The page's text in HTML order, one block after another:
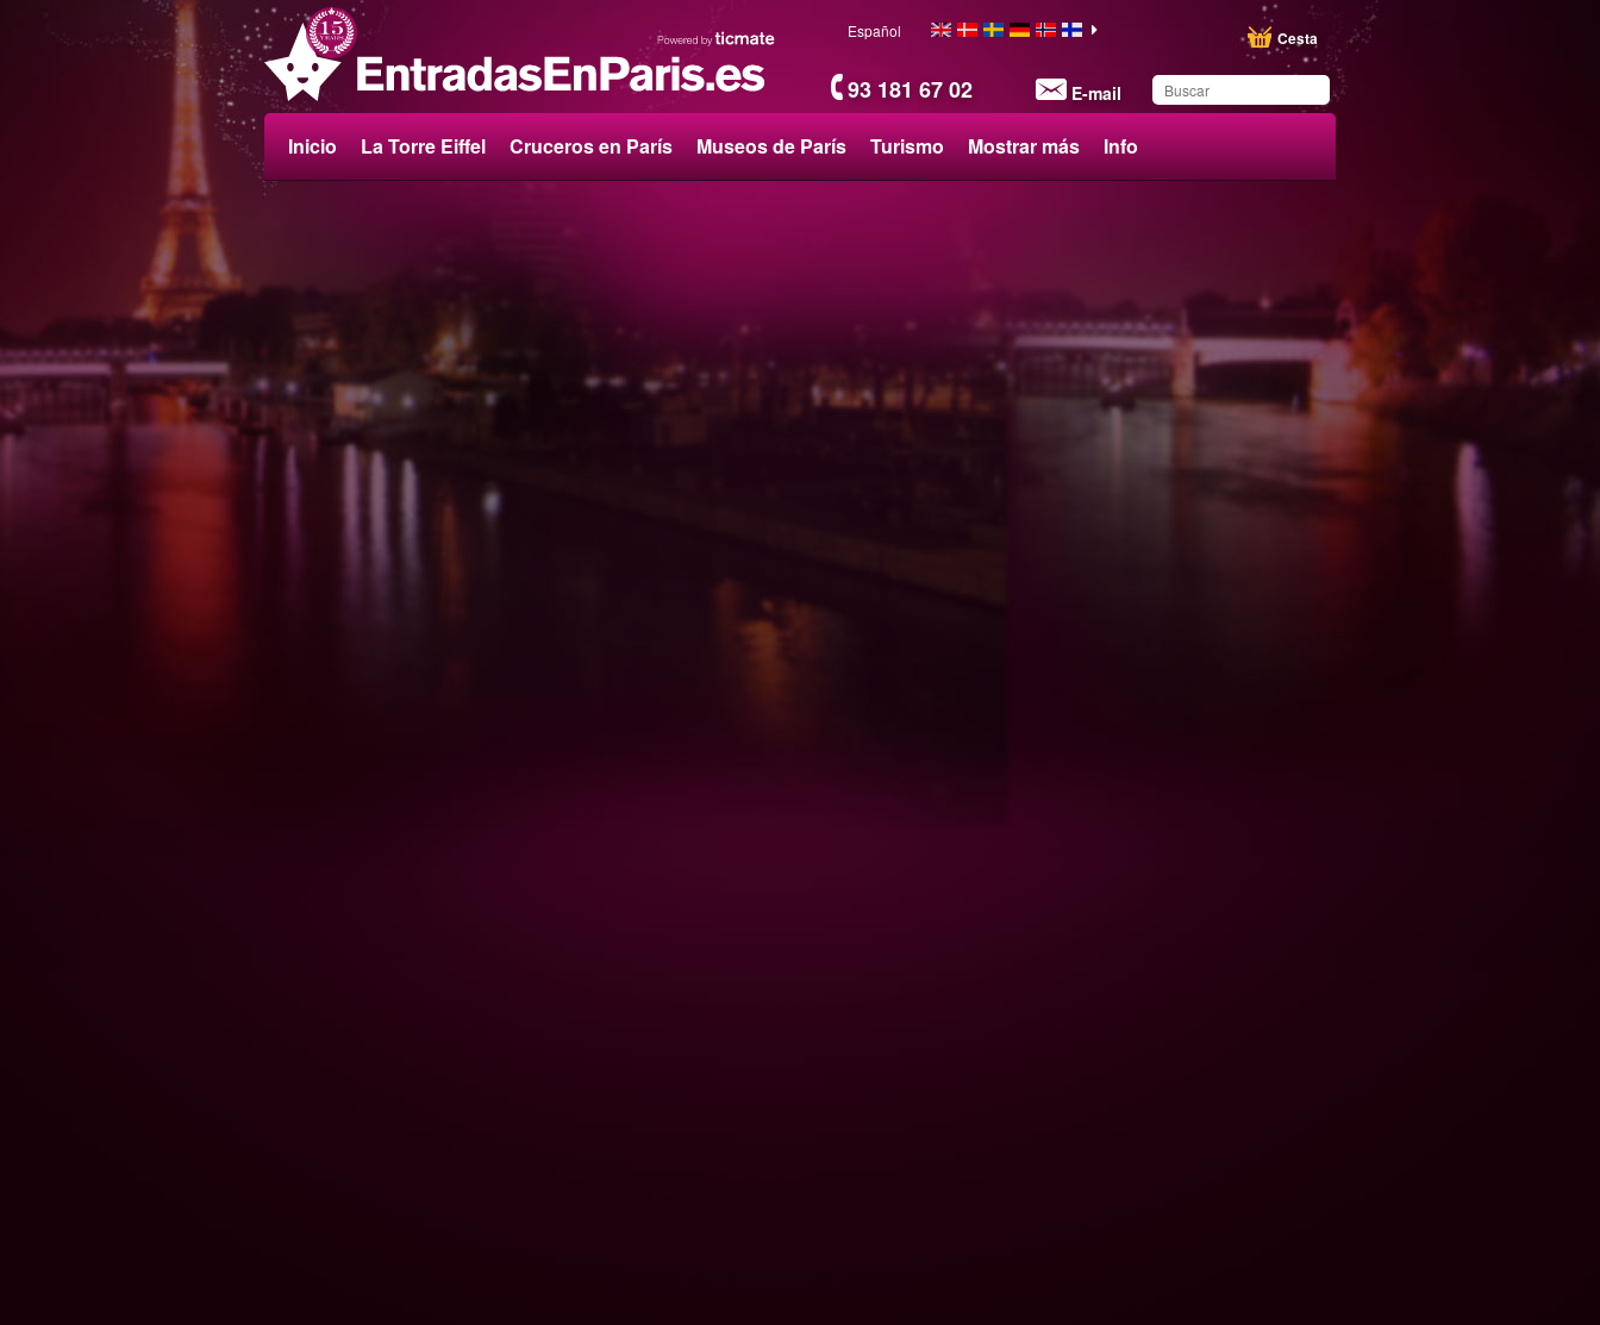
93 181 67 02 E-mail
Cesta
Español
Inicio La Torre Eiffel Cruceros en París Museos de París Turismo Mostrar más Info